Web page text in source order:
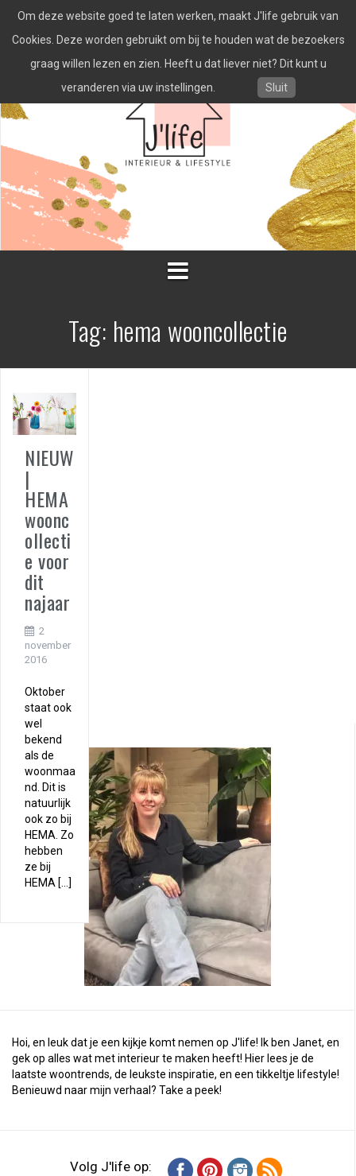
naar
inhoud
Tag: hema wooncollectie
NIEUW
|
HEMA
woonc
ollecti
e voor
dit
najaar
2
november
2016
Oktober
staat ook
wel
bekend
als de
woonmaa
nd. Dit is
natuurlijk
ook zo bij
HEMA. Zo
hebben
ze bij
HEMA […]
Hoi, en leuk dat je een kijkje komt nemen op J'life! Ik ben Janet, en
gek op alles wat met interieur te maken heeft! Hier lees je de
laatste woontrends, de leukste inspiratie, en een tikkeltje lifestyle!
Benieuwd naar mijn verhaal? Take a peek!
Volg J'life op:
Om deze website goed te laten werken, maakt J'life gebruik van
Cookies. Deze worden gebruikt om bij te houden wat de bezoekers
graag willen lezen en zien. Heeft u dat liever niet? Dit kunt u
veranderen via uw instellingen.
Sluit